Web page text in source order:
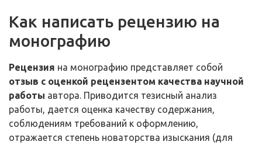
Как написать рецензию на
монографию
Рецензия на монографию представляет собой
отзыв с оценкой рецензентом качества научной
работы автора. Приводится тезисный анализ
работы, дается оценка качеству содержания,
соблюдениям требований к оформлению,
отражается степень новаторства изыскания (для